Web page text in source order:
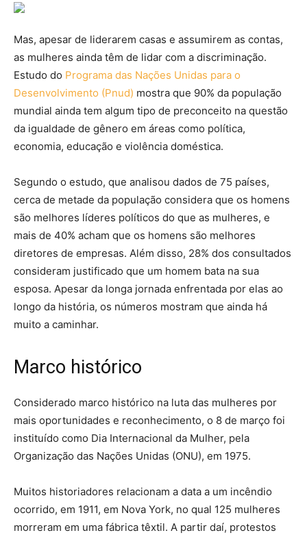
Mas, apesar de liderarem casas e assumirem as contas,
as mulheres ainda têm de lidar com a discriminação.
Estudo do Programa das Nações Unidas para o
Desenvolvimento (Pnud) mostra que 90% da população
mundial ainda tem algum tipo de preconceito na questão
da igualdade de gênero em áreas como política,
economia, educação e violência doméstica.
Segundo o estudo, que analisou dados de 75 países,
cerca de metade da população considera que os homens
são melhores líderes políticos do que as mulheres, e
mais de 40% acham que os homens são melhores
diretores de empresas. Além disso, 28% dos consultados
consideram justificado que um homem bata na sua
esposa. Apesar da longa jornada enfrentada por elas ao
longo da história, os números mostram que ainda há
muito a caminhar.
Marco histórico
Considerado marco histórico na luta das mulheres por
mais oportunidades e reconhecimento, o 8 de março foi
instituído como Dia Internacional da Mulher, pela
Organização das Nações Unidas (ONU), em 1975.
Muitos historiadores relacionam a data a um incêndio
ocorrido, em 1911, em Nova York, no qual 125 mulheres
morreram em uma fábrica têxtil. A partir daí, protestos